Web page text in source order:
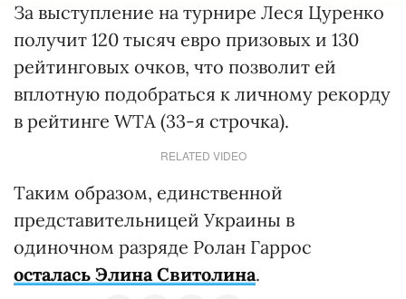
За выступление на турнире Леся Цуренко
получит 120 тысяч евро призовых и 130
рейтинговых очков, что позволит ей
вплотную подобраться к личному рекорду
в рейтинге WTA (33-я строчка).
RELATED VIDEO
Таким образом, единственной
представительницей Украины в
одиночном разряде Ролан Гаррос
осталась Элина Свитолина.